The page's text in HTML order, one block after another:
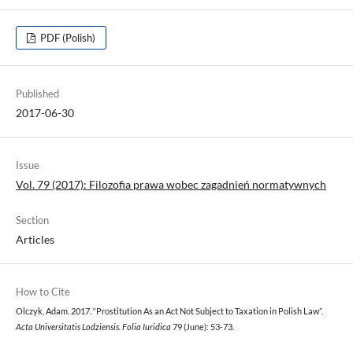
PDF (Polish)
Published
2017-06-30
Issue
Vol. 79 (2017): Filozofia prawa wobec zagadnień normatywnych
Section
Articles
How to Cite
Olczyk, Adam. 2017. “Prostitution As an Act Not Subject to Taxation in Polish Law”.
Acta Universitatis Lodziensis. Folia Iuridica 79 (June): 53-73.